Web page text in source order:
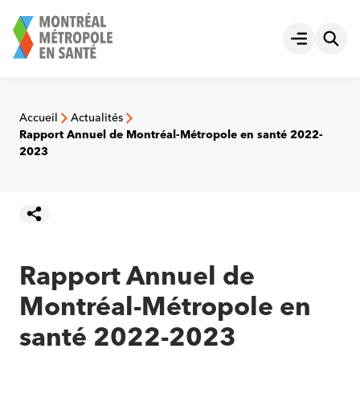
au
contenu
Ouvrir le
Accueil
Actualités
Rapport Annuel de Montréal-Métropole en santé 2022-
2023
Rapport Annuel de
Montréal-Métropole en
santé 2022-2023